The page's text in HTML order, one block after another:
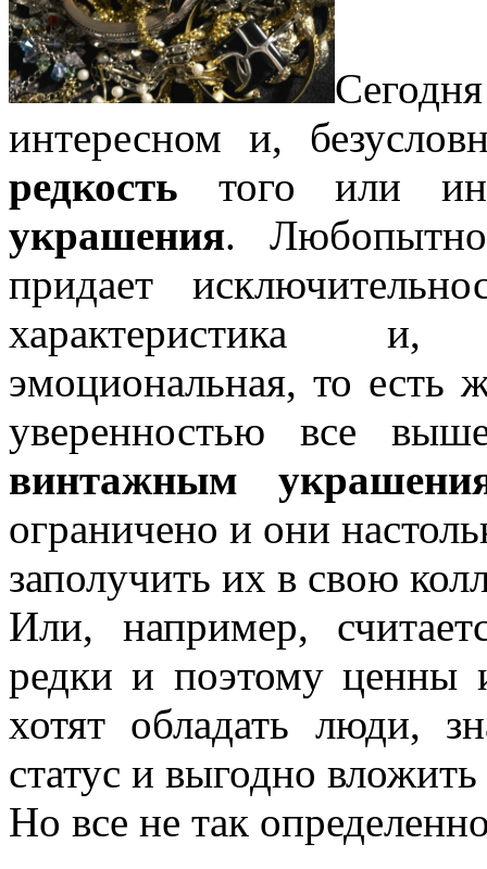
интересном и,
редкость того или
украшения.
придает
характеристика и,
эмоциональная, то есть
уверенностью все
винтажным
ограничено и они
заполучить их в свою
Или, например,
редки и поэтому ценны
хотят обладать люди,
статус и выгодно
Но все не так